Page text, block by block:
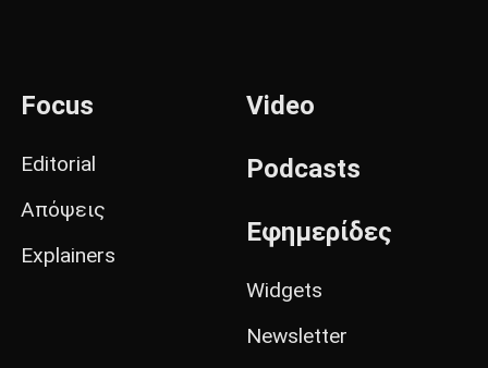
Focus
Editorial
Απόψεις
Explainers
Video
Podcasts
Εφημερίδες
Widgets
Newsletter